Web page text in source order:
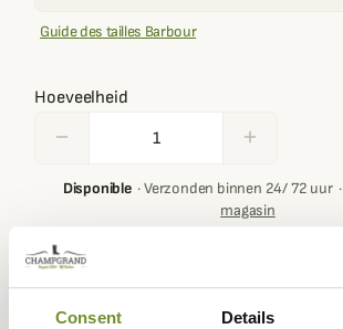
Consent Details
Guide des tailles Barbour
Hoeveelheid
remove add
Disponible·Verzonden binnen 24/ 72 uur·
magasin